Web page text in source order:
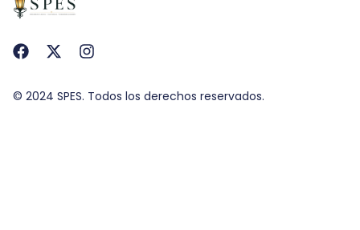
© 2024 SPES. Todos los derechos reservados.